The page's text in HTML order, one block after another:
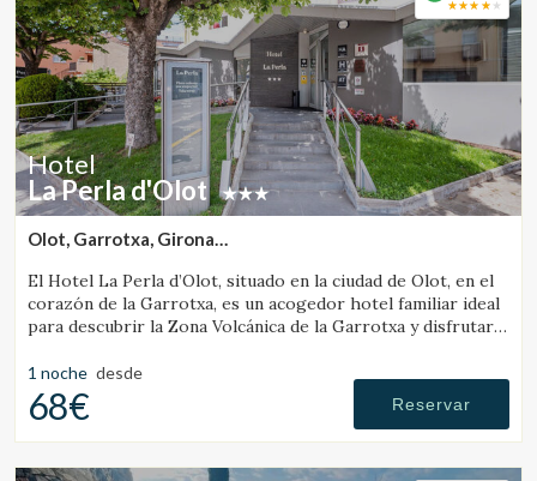
Hotel
La Perla d'Olot
Olot, Garrotxa, Girona
El Hotel La Perla d’Olot, situado en la ciudad de Olot, en el
corazón de la Garrotxa, es un acogedor hotel familiar ideal
para descubrir la Zona Volcánica de la Garrotxa y disfrutar
1 noche desde
68€ Reservar